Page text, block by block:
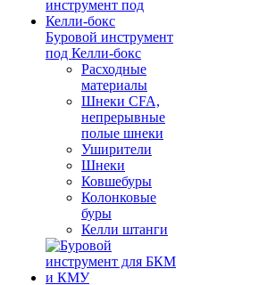
Буровой инструмент
под Келли-бокс
Расходные
материалы
Шнеки CFA,
непрерывные
полые шнеки
Уширители
Шнеки
Ковшебуры
Колонковые
буры
Келли штанги